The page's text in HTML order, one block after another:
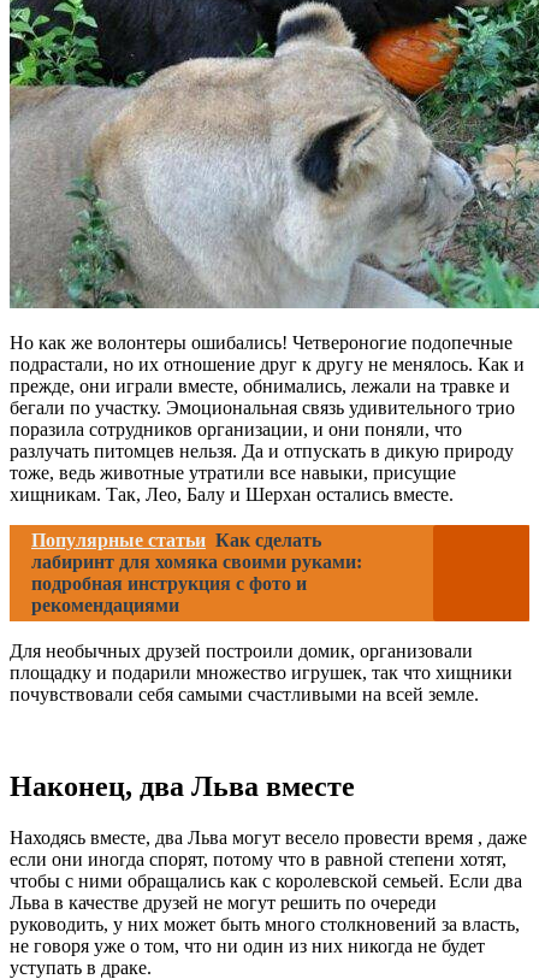
Но как же волонтеры ошибались! Четвероногие подопечные
подрастали, но их отношение друг к другу не менялось. Как и
прежде, они играли вместе, обнимались, лежали на травке и
бегали по участку. Эмоциональная связь удивительного трио
поразила сотрудников организации, и они поняли, что
разлучать питомцев нельзя. Да и отпускать в дикую природу
тоже, ведь животные утратили все навыки, присущие
хищникам. Так, Лео, Балу и Шерхан остались вместе.
Популярные статьи Как сделать
лабиринт для хомяка своими руками:
подробная инструкция с фото и
рекомендациями
Для необычных друзей построили домик, организовали
площадку и подарили множество игрушек, так что хищники
почувствовали себя самыми счастливыми на всей земле.
Наконец, два Льва вместе
Находясь вместе, два Льва могут весело провести время , даже
если они иногда спорят, потому что в равной степени хотят,
чтобы с ними обращались как с королевской семьей. Если два
Льва в качестве друзей не могут решить по очереди
руководить, у них может быть много столкновений за власть,
не говоря уже о том, что ни один из них никогда не будет
уступать в драке.